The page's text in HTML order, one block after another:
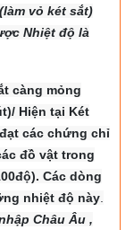
vỏ két sắt)
Nhiệt độ là
càng mỏng
Hiện tại Két
các chứng chỉ
đồ vật trong
Các dòng
nhiệt độ này.
Châu Âu ,